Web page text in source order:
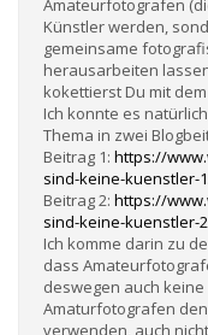
Amateurfotografen
Künstler werden,
gemeinsame
herausarbeiten
kokettierst Du mit
Ich konnte es
Thema in zwei
Beitrag 1: https://
sind-keine-kuenstler-
Beitrag 2: https://
sind-keine-kuenstler-
Ich komme darin zu
dass
deswegen auch
Amaturfotografen den
verwenden, auch